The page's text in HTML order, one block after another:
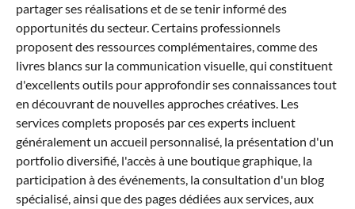
partager ses réalisations et de se tenir informé des
opportunités du secteur. Certains professionnels
proposent des ressources complémentaires, comme des
livres blancs sur la communication visuelle, qui constituent
d'excellents outils pour approfondir ses connaissances tout
en découvrant de nouvelles approches créatives. Les
services complets proposés par ces experts incluent
généralement un accueil personnalisé, la présentation d'un
portfolio diversifié, l'accès à une boutique graphique, la
participation à des événements, la consultation d'un blog
spécialisé, ainsi que des pages dédiées aux services, aux